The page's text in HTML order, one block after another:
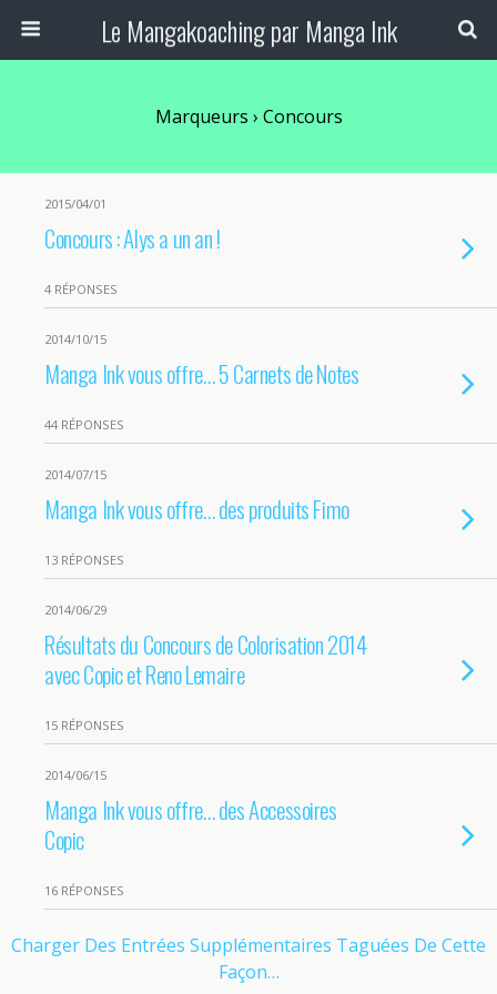
Le Mangakoaching par Manga Ink
Marqueurs › Concours
2015/04/01
Concours : Alys a un an !
4 RÉPONSES
2014/10/15
Manga Ink vous offre… 5 Carnets de Notes
44 RÉPONSES
2014/07/15
Manga Ink vous offre… des produits Fimo
13 RÉPONSES
2014/06/29
Résultats du Concours de Colorisation 2014
avec Copic et Reno Lemaire
15 RÉPONSES
2014/06/15
Manga Ink vous offre… des Accessoires
Copic
16 RÉPONSES
Charger Des Entrées Supplémentaires Taguées De Cette
Façon…